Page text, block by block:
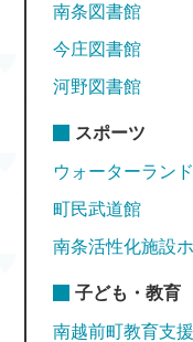
南条図書館
今庄図書館
河野図書館
スポーツ
ウォーターラン
町民武道館
南条活性化施設
子ども・教育
南越前町教育支